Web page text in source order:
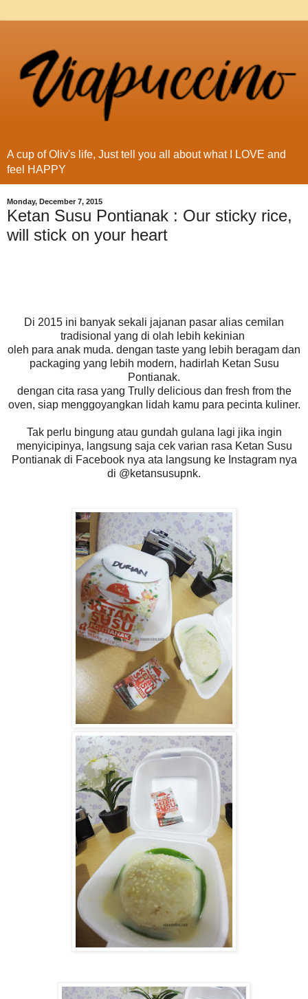
A cup of Oliv's life, Just tell you all about what I LOVE and
feel HAPPY
Monday, December 7, 2015
Ketan Susu Pontianak : Our sticky rice,
will stick on your heart
Di 2015 ini banyak sekali jajanan pasar alias cemilan
tradisional yang di olah lebih kekinian
oleh para anak muda. dengan taste yang lebih beragam dan
packaging yang lebih modern, hadirlah Ketan Susu
Pontianak.
dengan cita rasa yang Trully delicious dan fresh from the
oven, siap menggoyangkan lidah kamu para pecinta kuliner.
Tak perlu bingung atau gundah gulana lagi jika ingin
menyicipinya, langsung saja cek varian rasa Ketan Susu
Pontianak di Facebook nya ata langsung ke Instagram nya
di @ketansusupnk.